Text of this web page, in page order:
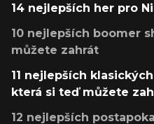
14 nejlepších her pro
10 nejlepších boomer
můžete zahrát
11 nejlepších
která si teď můžete
12 nejlepších